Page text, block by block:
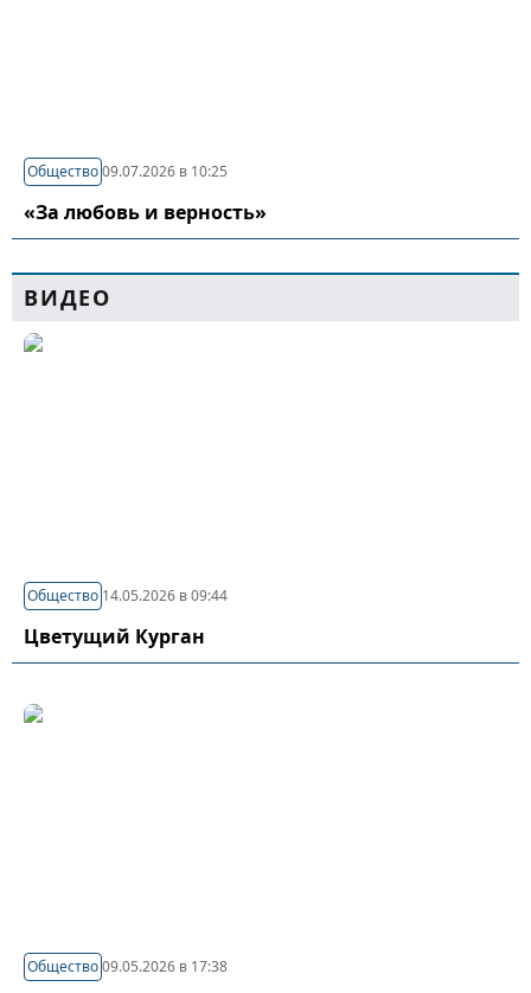
Общество09.07.2026 в 10:25
«За любовь и верность»
ВИДЕО
Общество 14.05.2026 в 09:44
Цветущий Курган
Общество09.05.2026 в 17:38